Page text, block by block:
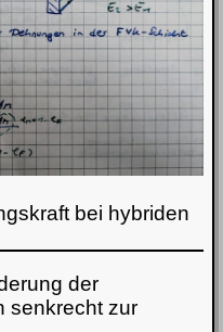
bei hybriden
der
senkrecht zur